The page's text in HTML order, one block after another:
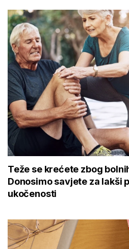
Teže se krećete zbog
Donosimo savjete za lakši
ukočenosti